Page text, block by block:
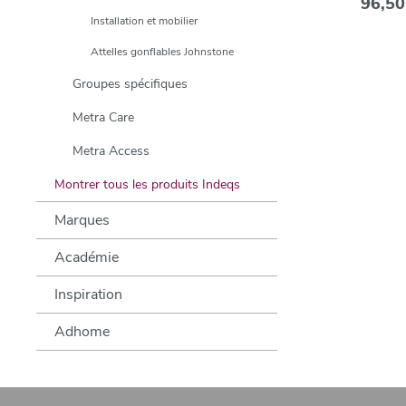
Installation et mobilier
Attelles gonflables Johnstone
Groupes spécifiques
Metra Care
Metra Access
Montrer tous les produits Indeqs
Marques
Académie
Inspiration
Adhome